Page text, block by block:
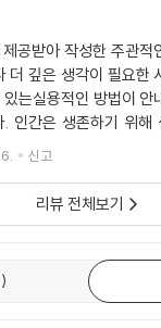
공받아 작성한 주관적
더 깊은 생각이 필요한
는실용적인 방법이 안
인간은 생존하기 위해
이다.생각을 잘하는 인
고 상상하고 되새긴
신고
리뷰 전체보기